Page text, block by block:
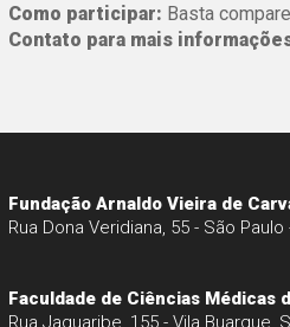
Como participar: Basta
Contato para mais
Fundação Arnaldo Vieira de
Rua Dona Veridiana, 55 - São Paulo
Faculdade de Ciências Médicas
Rua Jaguaribe, 155 - Vila Buarque,